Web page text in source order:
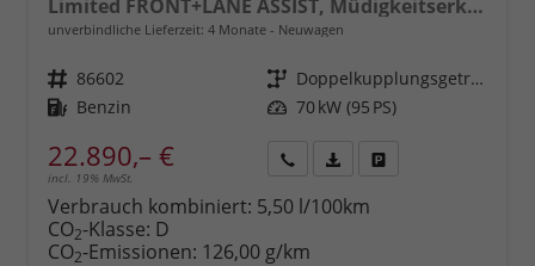
Limited FRONT+LANE ASSIST, Müdigkeitserkennung, REAR Berganfahrassistent, ISOFIX, eCall, LED, Digital Cockpit, App Connect, CLIMATIC, 15" ALU uvm.
unverbindliche Lieferzeit: 4 Monate Neuwagen
Fahrzeugnr. 86602 Getriebe
Doppelkupplungsgetriebe (DSG)
Kraftstoff Benzin Leistung 70 kW (95 PS)
22.890,– €
incl. 19% MwSt.
anfordern
Datei,
Verbrauch kombiniert: 5,50 l/100km
CO2-Klasse: D
CO2-Emissionen: 126,00 g/km